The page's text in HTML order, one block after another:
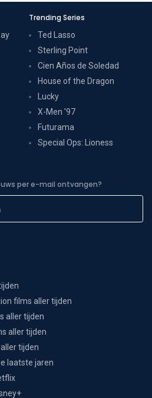
Trending Series
Ted Lasso
Sterling Point
Cien Años de Soledad
House of the Dragon
Lucky
X-Men '97
Futurama
Special Ops: Lioness
per e-mail ontvangen?
films aller tijden
aller tijden
aller tijden
tijden
laatste jaren